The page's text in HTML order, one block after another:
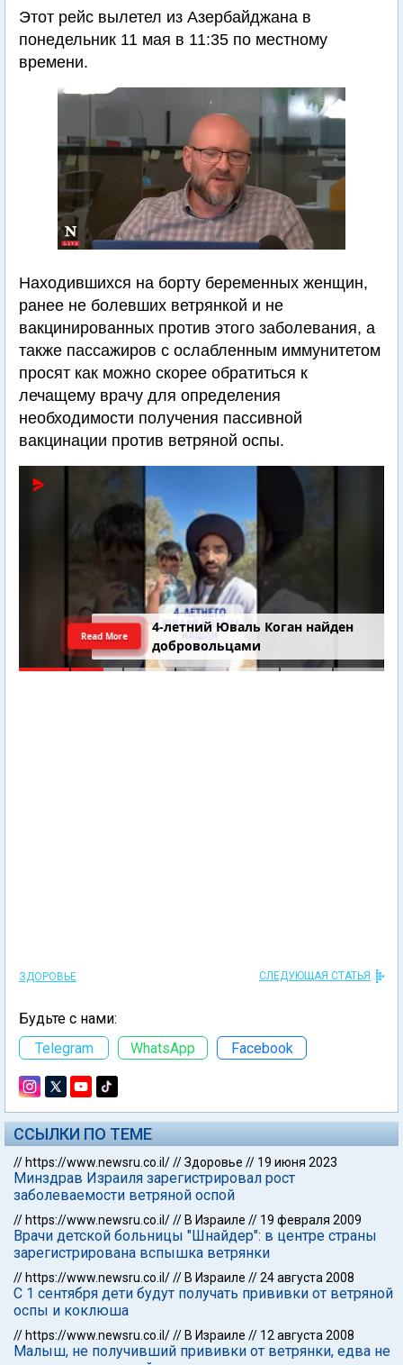
Этот рейс вылетел из Азербайджана в
понедельник 11 мая в 11:35 по местному
времени.
Находившихся на борту беременных женщин,
ранее не болевших ветрянкой и не
вакцинированных против этого заболевания, а
также пассажиров с ослабленным иммунитетом
просят как можно скорее обратиться к
лечащему врачу для определения
необходимости получения пассивной
вакцинации против ветряной оспы.
4-летний Юваль Коган найден
добровольцами
Read More
ЗДОРОВЬЕ СЛЕДУЮЩАЯ СТАТЬЯ
Будьте с нами:
Telegram
WhatsApp Facebook
ССЫЛКИ ПО ТЕМЕ
// https://www.newsru.co.il///Здоровье // 19 июня 2023
Минздрав Израиля зарегистрировал рост
заболеваемости ветряной оспой
// https://www.newsru.co.il/// В Израиле // 19 февраля 2009
Врачи детской больницы "Шнайдер": в центре страны
зарегистрирована вспышка ветрянки
// https://www.newsru.co.il/// В Израиле //24 августа 2008
С 1 сентября дети будут получать прививки от ветряной
оспы и коклюша
// https://www.newsru.co.il/// В Израиле // 12 августа 2008
Малыш, не получивший прививки от ветрянки, едва не